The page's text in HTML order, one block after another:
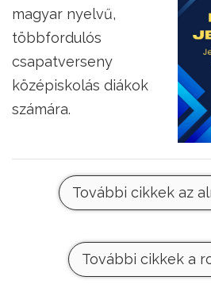
magyar nyelvű,
többfordulós
csapatverseny
középiskolás diákok
számára.
További cikkek az
További cikkek a